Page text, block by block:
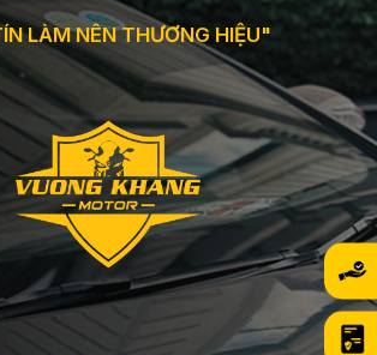
LÀM NÊN THƯƠNG HIỆU"